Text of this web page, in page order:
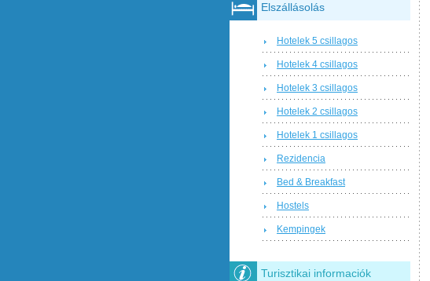
Elszállásolás
Hotelek 5 csillagos
Hotelek 4 csillagos
Hotelek 3 csillagos
Hotelek 2 csillagos
Hotelek 1 csillagos
Rezidencia
Bed & Breakfast
Hostels
Kempingek
Turisztikai informaciók